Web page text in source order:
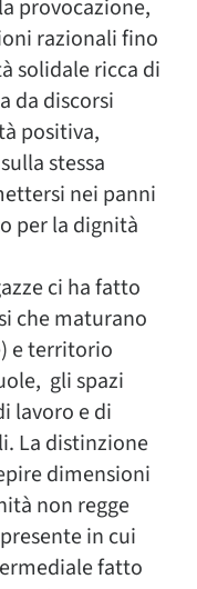
provocazione,
razionali fino
solidale ricca di
da discorsi
positiva,
stessa
nei panni
per la dignità
ci ha fatto
che maturano
e territorio
gli spazi
lavoro e di
La distinzione
dimensioni
non regge
in cui
fatto